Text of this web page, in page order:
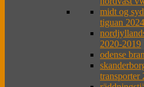
midt og
tiguan 2024
2020-2019
odense
transporter